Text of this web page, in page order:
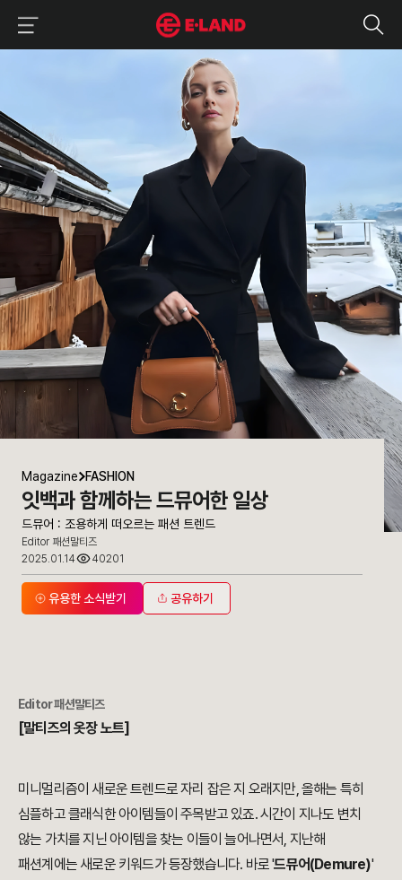
드뮤어 : 조용하게 떠오르는 패션 트렌드
매거진 상세보기
Magazine FASHION
잇백과 함께하는 드뮤어한 일상
드뮤어 : 조용하게 떠오르는 패션 트렌드
Editor 패션말티즈
2025.01.14
40201
유용한 소식받기 공유하기
Editor 패션말티즈
[말티즈의 옷장 노트]
미니멀리즘이 새로운 트렌드로 자리 잡은 지 오래지만, 올해는 특히
심플하고 클래식한 아이템들이 주목받고 있죠. 시간이 지나도 변치
않는 가치를 지닌 아이템을 찾는 이들이 늘어나면서, 지난해
패션계에는 새로운 키워드가 등장했습니다. 바로 '드뮤어(Demure)'